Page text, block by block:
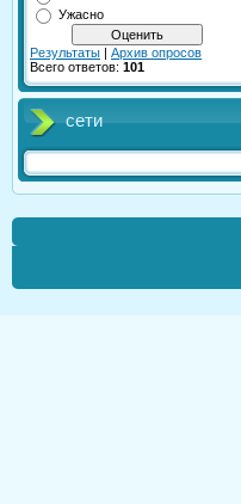
Ужасно
Результаты | Архив опросов
Всего ответов: 101
сети